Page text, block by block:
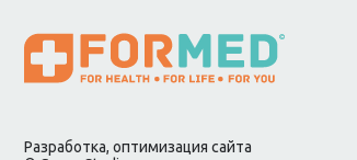
Разработка, оптимизация сайта